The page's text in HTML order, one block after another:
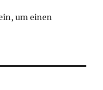
um einen